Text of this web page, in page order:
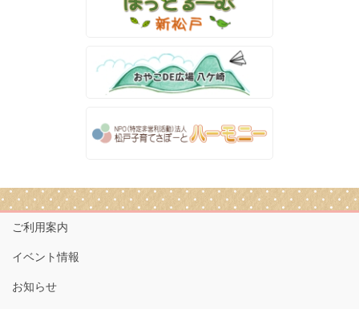
ご利用案内
イベント情報
お知らせ